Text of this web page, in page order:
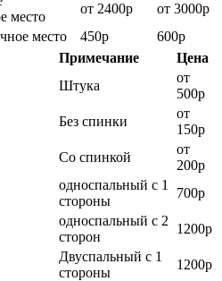
место
от 2400р
от 3000р
место
450р
600р
Примечание
Цена
Штука
от
500р
Без спинки
от
150р
Со спинкой
от
200р
односпальный с 1
стороны
700р
односпальный с 2
сторон
1200р
Двуспальный с 1
стороны
1200р